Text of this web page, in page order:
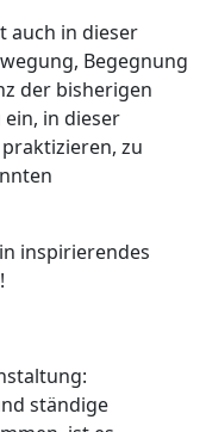
auch in dieser
Begegnung
der bisherigen
in dieser
zu
inspirierendes
ständige